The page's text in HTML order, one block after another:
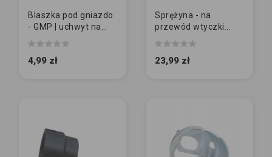
Blaszka pod gniazdo
- GMP | uchwyt na
4,99 zł
Sprężyna - na
przewód wtyczki
23,99 zł